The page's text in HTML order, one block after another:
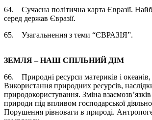
64. Сучасна політична карта Євразії.
серед держав Євразії.
65. Узагальнення з теми “ЄВРАЗІЯ”.
ЗЕМЛЯ – НАШ СПІЛЬНИЙ ДІМ
66. Природні ресурси материків і океанів,
Використання природних ресурсів,
природокористування. Зміна
природи під впливом господарської
Порушення рівноваги в природі.